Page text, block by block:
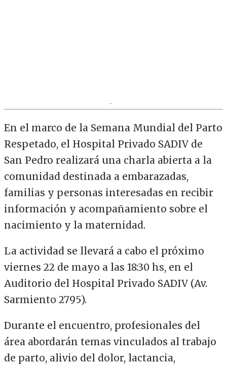
En el marco de la Semana Mundial del Parto
Respetado, el Hospital Privado SADIV de
San Pedro realizará una charla abierta a la
comunidad destinada a embarazadas,
familias y personas interesadas en recibir
información y acompañamiento sobre el
nacimiento y la maternidad.
La actividad se llevará a cabo el próximo
viernes 22 de mayo a las 18:30 hs, en el
Auditorio del Hospital Privado SADIV (Av.
Sarmiento 2795).
Durante el encuentro, profesionales del
área abordarán temas vinculados al trabajo
de parto, alivio del dolor, lactancia,